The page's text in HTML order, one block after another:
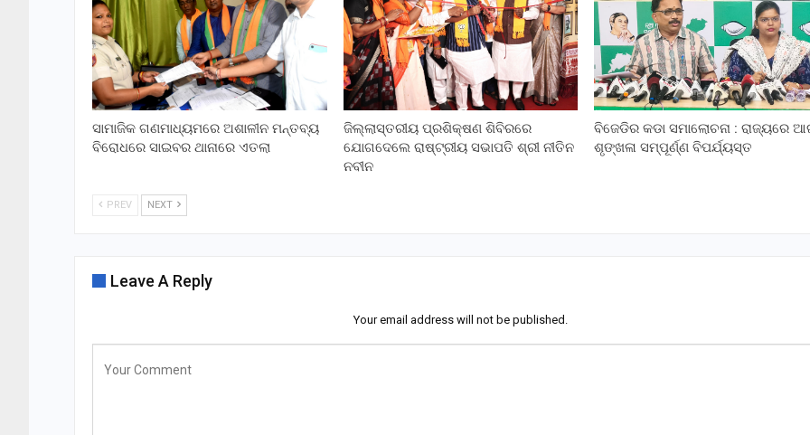
ସାମାଜିକ ଗଣମାଧ୍ୟମରେ ଅଶାଳୀନ ମନ୍ତବ୍ୟ
ବିରୋଧରେ ସାଇବର ଥାନାରେ ଏତଲା
ଜିଲ୍ଲାସ୍ତରୀୟ ପ୍ରଶିକ୍ଷଣ ଶିବିରରେ
ଯୋଗଦେଲେ ରାଷ୍ଟ୍ରୀୟ ସଭାପତି ଶ୍ରୀ ନୀତିନ
ନବୀନ
ବିଜେଡିର କଡା ସମାଲୋଚନା : ରାଜ୍ୟରେ
ଶୃଙ୍ଖଳା ସମ୍ପୂର୍ଣ୍ଣ ବିପର୍ଯ୍ୟସ୍ତ
PREV NEXT
Leave A Reply
Your email address will not be published.